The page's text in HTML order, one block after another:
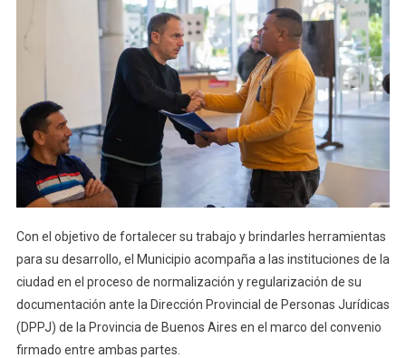
Con el objetivo de fortalecer su trabajo y brindarles herramientas
para su desarrollo, el Municipio acompaña a las instituciones de la
ciudad en el proceso de normalización y regularización de su
documentación ante la Dirección Provincial de Personas Jurídicas
(DPPJ) de la Provincia de Buenos Aires en el marco del convenio
firmado entre ambas partes.